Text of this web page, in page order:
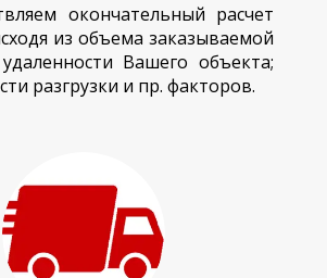
окончательный расчет
из объема заказываемой
Вашего объекта;
разгрузки и пр. факторов.